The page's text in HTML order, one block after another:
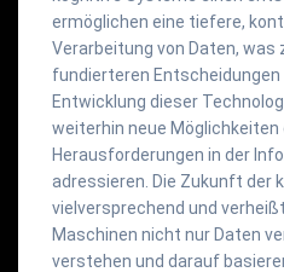
ermöglichen eine tiefere,
Verarbeitung von Daten, was
fundierteren
Entwicklung dieser
weiterhin neue
Herausforderungen in der
adressieren. Die Zukunft der
vielversprechend und
Maschinen nicht nur Daten
verstehen und darauf